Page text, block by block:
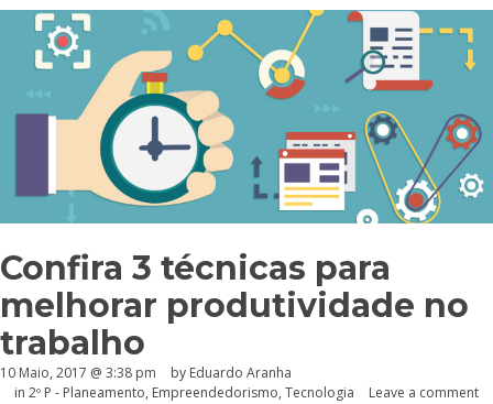
Confira 3 técnicas para
melhorar produtividade no
trabalho
10 Maio, 2017 @ 3:38 pm by Eduardo Aranha
in 2º P - Planeamento, Empreendedorismo, Tecnologia Leave a comment